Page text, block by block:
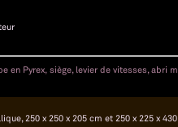
250 x 250 x 205 cm et 250 x 225 x